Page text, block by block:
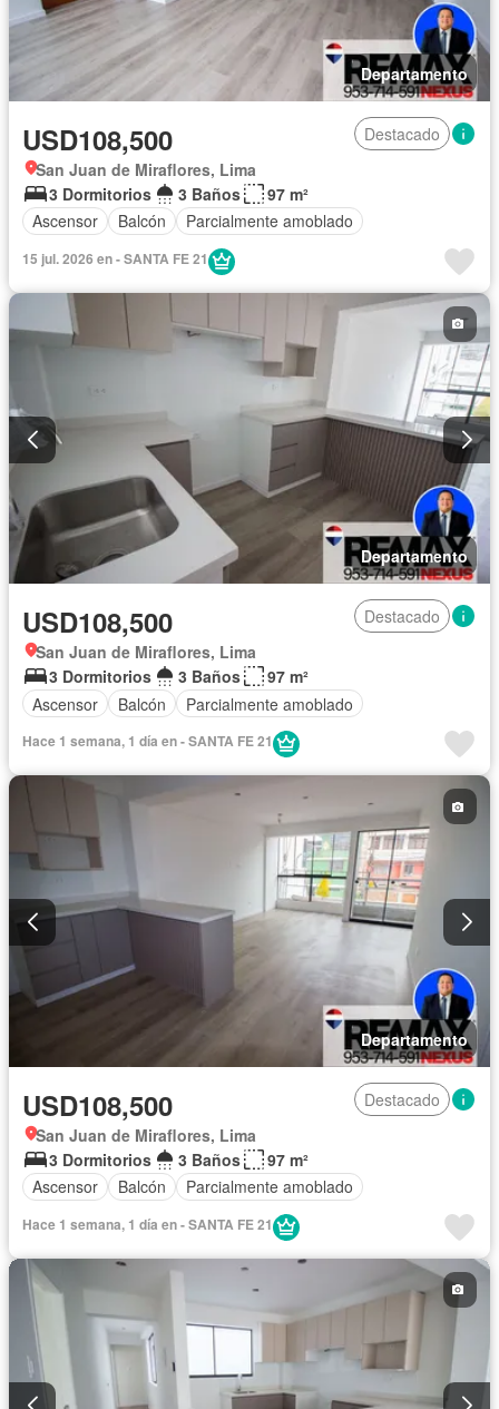
Departamento
USD108,500
Destacado
San Juan de Miraflores, Lima
3 Dormitorios
3 Baños
97 m²
Ascensor
Balcón Parcialmente amoblado
15 jul. 2026 en - SANTA FE 21
Departamento
USD108,500
Destacado
San Juan de Miraflores, Lima
3 Dormitorios
3 Baños
97 m²
Ascensor
Balcón Parcialmente amoblado
Hace 1 semana, 1 día en - SANTA FE 21
Departamento
USD108,500
Destacado
San Juan de Miraflores, Lima
3 Dormitorios
3 Baños
97 m²
Ascensor
Balcón Parcialmente amoblado
Hace 1 semana, 1 día en - SANTA FE 21